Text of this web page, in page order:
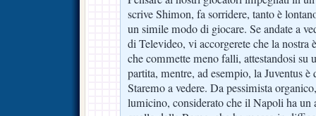
scrive Shimon, fa sorridere, tanto è
un simile modo di giocare. Se andate a
di Televideo, vi accorgerete che la nostra
che commette meno falli, attestandosi su
partita, mentre, ad esempio, la Juventus
Staremo a vedere. Da pessimista
lumicino, considerato che il Napoli ha un